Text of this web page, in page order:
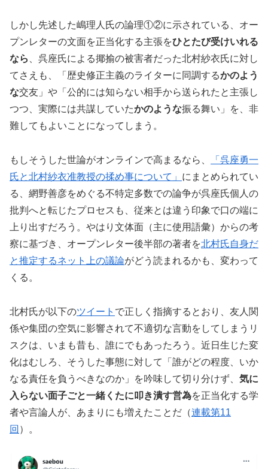
しかし先述した嶋理人氏の論理①②に示されている、オー
プンレターの文面を正当化する主張をひとたび受けいれる
なら
、呉座氏による揶揄の被害者だった北村紗衣氏に対し
てさえも、「歴史修正主義のライターに同調するかのよう
な交友」や「公的には知らない相手から送られたと主張し
つつ、実際には共謀していたかのような振る舞い」を、非
難してもよいことになってしまう。
もしそうした世論がオンラインで高まるなら、
「呉座勇一
氏と北村紗衣准教授の揉め事について」 にまとめられてい
る、網野善彦をめぐる不特定多数での論争が呉座氏個人の
批判へと転じたプロセスも、従来とは違う印象で口の端に
上り出すだろう。やはり文体面（主に使用語彙）からの考
察に基づき、オープンレター後半部の著者を北村氏自身だ
と推定するネット上の議論がどう読まれるかも、変わって
くる。
北村氏が以下のツイート で正しく指摘するとおり、友人関
係や集団の空気に影響されて不適切な言動をしてしまうリ
スクは、いまも昔も、誰にでもあったろう。近日生じた変
化はむしろ、そうした事態に対して「誰がどの程度、いか
なる責任を負うべきなのか」を吟味して切り分けず、 気に
入らない面子ごと一緒くたに叩き潰す営為を正当化する学
者や言論人が、あまりにも増えたことだ（連載第11
回 ）。